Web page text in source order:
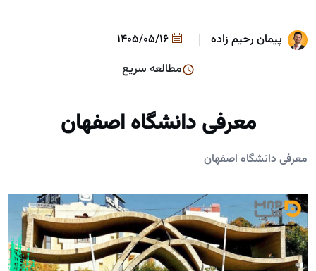
پیمان رحیم زاده
مطالعه سریع
معرفی دانشگاه اصفهان
معرفی دانشگاه اصفهان